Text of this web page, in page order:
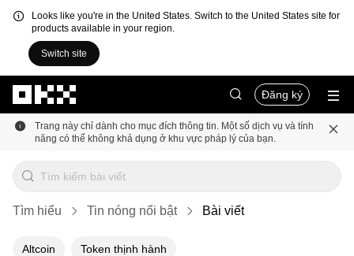
Looks like you're in the United States. Switch to the United States site for
products available in your region.
Switch site
Đăng ký
Trang này chỉ dành cho mục đích thông tin. Một số dịch vụ và tính
năng có thể không khả dụng ở khu vực pháp lý của bạn.
Tìm hiểu Tin nóng nổi bật Bài viết
Altcoin Token thịnh hành